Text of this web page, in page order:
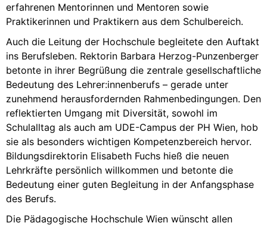
erfahrenen Mentorinnen und Mentoren sowie
Praktikerinnen und Praktikern aus dem Schulbereich.
Auch die Leitung der Hochschule begleitete den Auftakt
ins Berufsleben. Rektorin Barbara Herzog-Punzenberger
betonte in ihrer Begrüßung die zentrale gesellschaftliche
Bedeutung des Lehrer:innenberufs – gerade unter
zunehmend herausfordernden Rahmenbedingungen. Den
reflektierten Umgang mit Diversität, sowohl im
Schulalltag als auch am UDE-Campus der PH Wien, hob
sie als besonders wichtigen Kompetenzbereich hervor.
Bildungsdirektorin Elisabeth Fuchs hieß die neuen
Lehrkräfte persönlich willkommen und betonte die
Bedeutung einer guten Begleitung in der Anfangsphase
des Berufs.
Die Pädagogische Hochschule Wien wünscht allen